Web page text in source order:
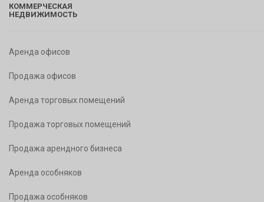
КОММЕРЧЕСКАЯ
НЕДВИЖИМОСТЬ
Аренда офисов
Продажа офисов
Аренда торговых помещений
Продажа торговых помещений
Продажа арендного бизнеса
Аренда особняков
Продажа особняков